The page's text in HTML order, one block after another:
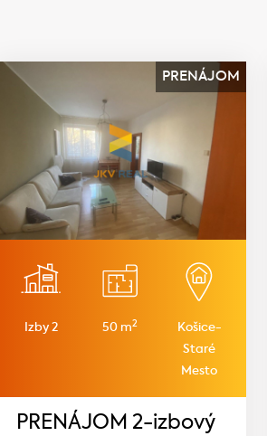
PRENÁJOM
Izby 2 50 m2
Košice-
Staré
Mesto
PRENÁJOM 2-izbový